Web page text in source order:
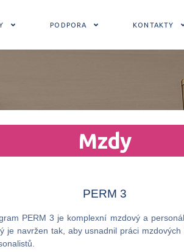
PODPORA KONTAKTY
Mzdy
PERM 3
PERM 3 je komplexní mzdový a
je navržen tak, aby usnadnil práci mzdových